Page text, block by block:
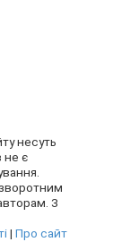
несуть
не є
З
| Про сайт